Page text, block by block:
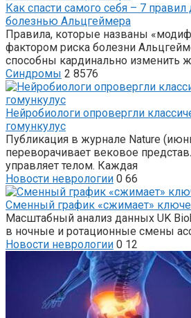
Как спасти самого себя – 7
болезнью Альцгеймера
Правила, которые названы
фактором риска болезни
способны кардинально изменить
Синдромы 2 8576
Нейробиологи опровергли
гомункулус
Публикация в журнале Nature
переворачивает вековое
управляет телом. Каждая
Новости неврологии 0 66
Сменный график «сжимает»
Масштабный анализ данных UK
в ночные и ротационные смены
Новости неврологии 0 12